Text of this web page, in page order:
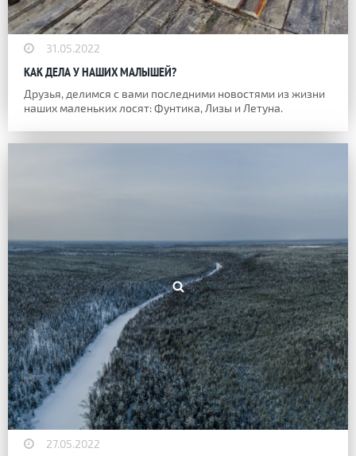
31.05.2022
КАК ДЕЛА У НАШИХ МАЛЫШЕЙ?
Друзья, делимся с вами последними новостями из жизни
наших маленьких лосят: Фунтика, Лизы и Летуна.
27.05.2022